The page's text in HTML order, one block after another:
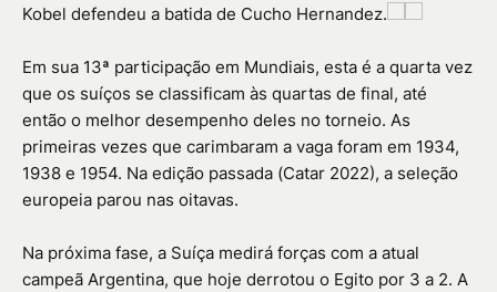
Kobel defendeu a batida de Cucho Hernandez.
Em sua 13ª participação em Mundiais, esta é a quarta vez
que os suíços se classificam às quartas de final, até
então o melhor desempenho deles no torneio. As
primeiras vezes que carimbaram a vaga foram em 1934,
1938 e 1954. Na edição passada (Catar 2022), a seleção
europeia parou nas oitavas.
Na próxima fase, a Suíça medirá forças com a atual
campeã Argentina, que hoje derrotou o Egito por 3 a 2. A